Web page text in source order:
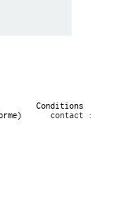
Conditions
contact :